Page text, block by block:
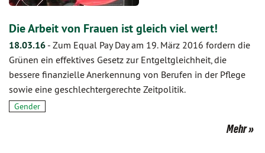
Die Arbeit von Frauen ist gleich viel wert!
18.03.16 - Zum Equal Pay Day am 19. März 2016 fordern die
Grünen ein effektives Gesetz zur Entgeltgleichheit, die
bessere finanzielle Anerkennung von Berufen in der Pflege
sowie eine geschlechtergerechte Zeitpolitik.
Gender
Mehr